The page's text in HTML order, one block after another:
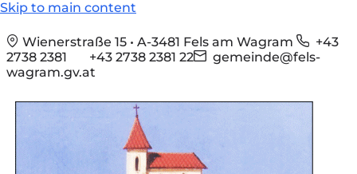
Skip to main content
Wienerstraße 15 • A-3481 Fels am Wagram
+43
2738 2381
+43 2738 2381 22
gemeinde@fels-
wagram.gv.at